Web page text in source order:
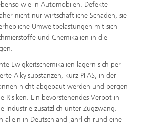
wie in Automobilen. Defekte
nicht nur wirtschaftliche Schäden, sie
Umweltbelastungen mit sich
und Chemikalien in die
Ewigkeitschemikalien lagern sich per-
Alkylsubstanzen, kurz PFAS, in der
nicht abgebaut werden und bergen
Risiken. Ein bevorstehendes Verbot in
Industrie zusätzlich unter Zugzwang.
allein in Deutschland jährlich rund eine